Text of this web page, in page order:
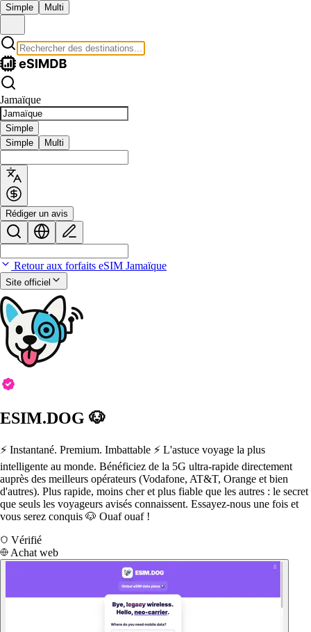
Simple Multi
Jamaïque
Simple
Simple
Multi
Rédiger un avis
Retour aux forfaits eSIM Jamaïque
Site officiel
ESIM.DOG 🐶
⚡️ Instantané. Premium. Imbattable ⚡️ L'astuce voyage la plus
intelligente au monde. Bénéficiez de la 5G ultra-rapide directement
auprès des meilleurs opérateurs (Vodafone, AT&T, Orange et bien
d'autres). Plus rapide, moins cher et plus fiable que les autres : le secret
que seuls les voyageurs avisés connaissent. Essayez-nous une fois et
vous serez conquis 🐶 Ouaf ouaf !
Vérifié
Achat web